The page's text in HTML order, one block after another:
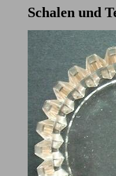
Schalen und